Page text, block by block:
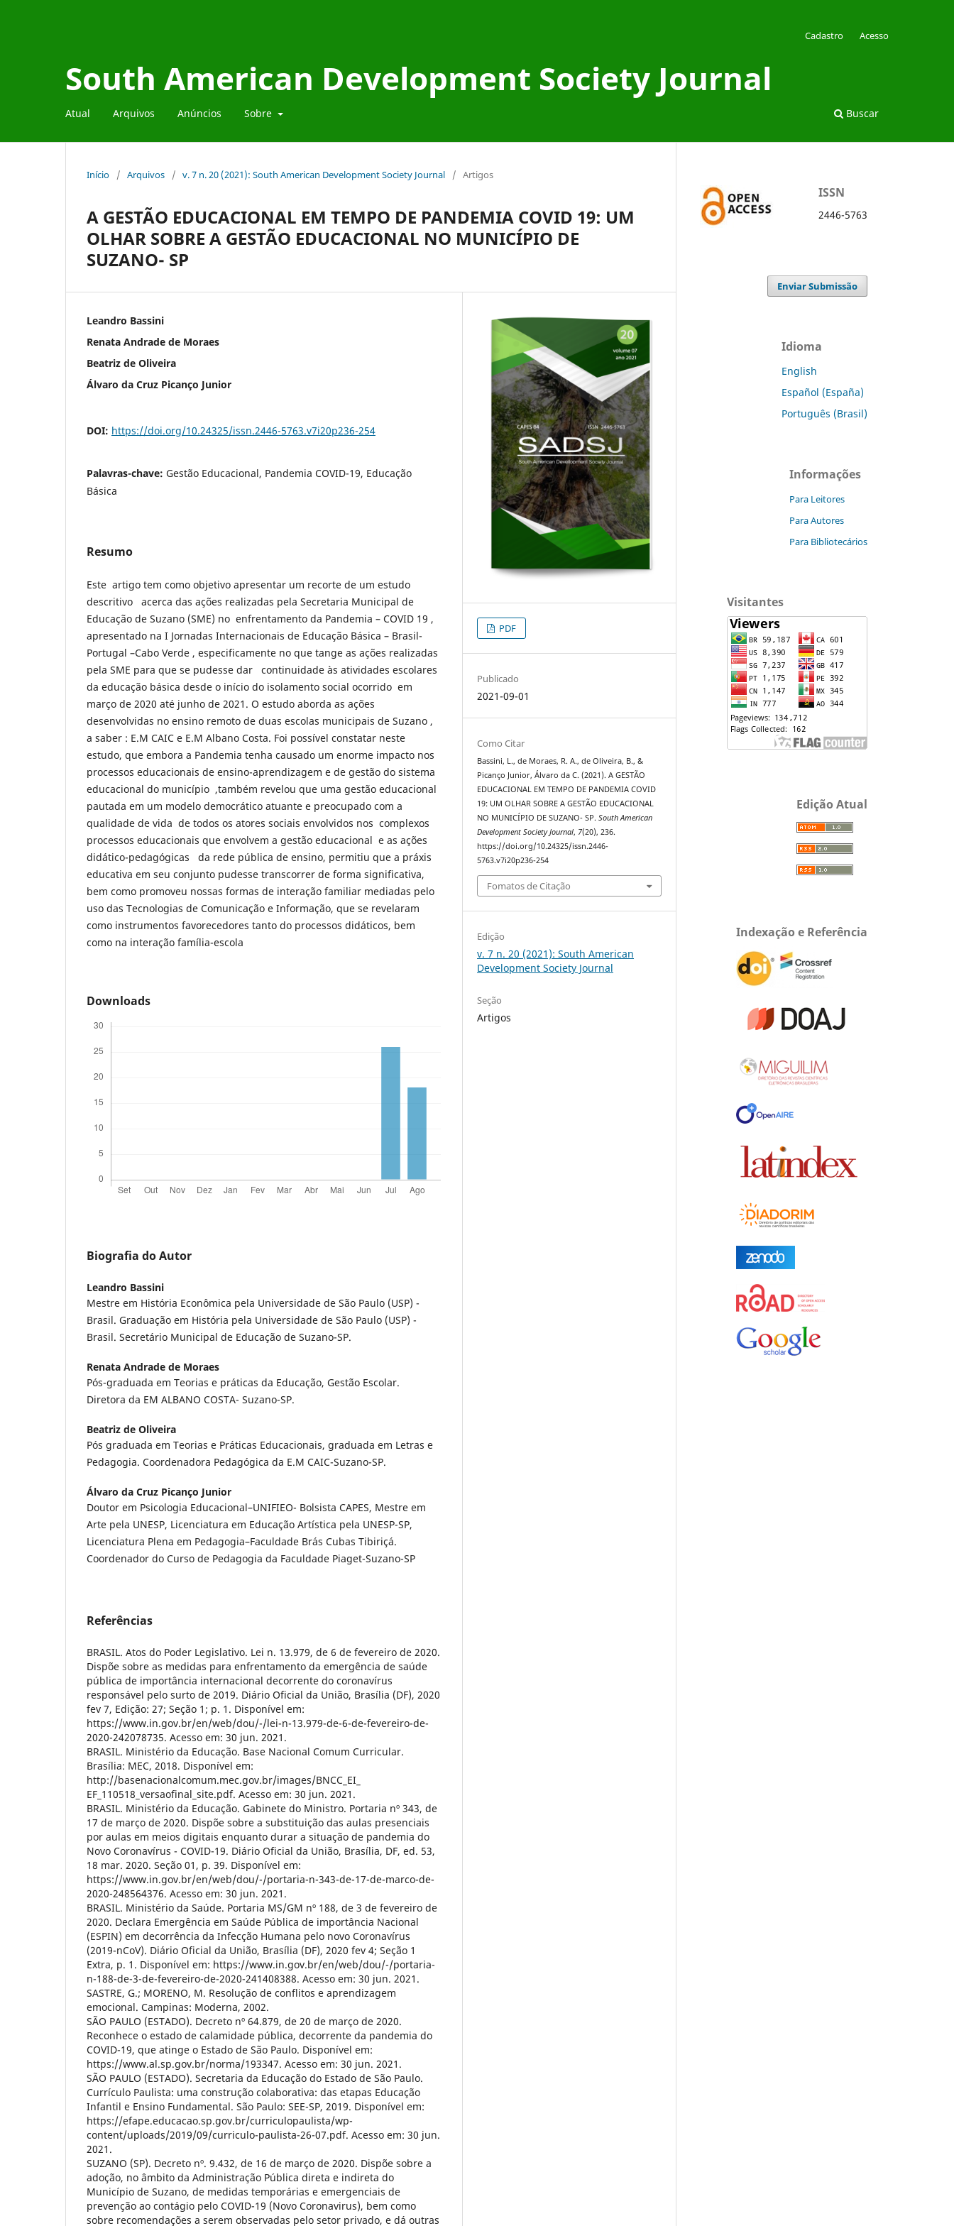
South American Development Society Journal
Atual Arquivos Anúncios Sobre Buscar
Cadastro Acesso
Início / Arquivos / v. 7 n. 20 (2021): South American Development Society Journal / Artigos
A GESTÃO EDUCACIONAL EM TEMPO DE PANDEMIA COVID 19: UM
OLHAR SOBRE A GESTÃO EDUCACIONAL NO MUNICÍPIO DE
SUZANO- SP
Leandro Bassini
Renata Andrade de Moraes
Beatriz de Oliveira
Álvaro da Cruz Picanço Junior
DOI: https://doi.org/10.24325/issn.2446-5763.v7i20p236-254
Palavras-chave: Gestão Educacional, Pandemia COVID-19, Educação
Básica
Resumo
Este artigo tem como objetivo apresentar um recorte de um estudo
descritivo acerca das ações realizadas pela Secretaria Municipal de
Educação de Suzano (SME) no enfrentamento da Pandemia – COVID 19 ,
apresentado na I Jornadas Internacionais de Educação Básica – Brasil-
Portugal –Cabo Verde , especificamente no que tange as ações realizadas
pela SME para que se pudesse dar continuidade às atividades escolares
da educação básica desde o início do isolamento social ocorrido em
março de 2020 até junho de 2021. O estudo aborda as ações
desenvolvidas no ensino remoto de duas escolas municipais de Suzano ,
a saber : E.M CAIC e E.M Albano Costa. Foi possível constatar neste
estudo, que embora a Pandemia tenha causado um enorme impacto nos
processos educacionais de ensino-aprendizagem e de gestão do sistema
educacional do município ,também revelou que uma gestão educacional
pautada em um modelo democrático atuante e preocupado com a
qualidade de vida de todos os atores sociais envolvidos nos complexos
processos educacionais que envolvem a gestão educacional e as ações
didático-pedagógicas da rede pública de ensino, permitiu que a práxis
educativa em seu conjunto pudesse transcorrer de forma significativa,
bem como promoveu nossas formas de interação familiar mediadas pelo
uso das Tecnologias de Comunicação e Informação, que se revelaram
como instrumentos favorecedores tanto do processos didáticos, bem
como na interação família-escola
Downloads
Biografia do Autor
Leandro Bassini
Mestre em História Econômica pela Universidade de São Paulo (USP) -
Brasil. Graduação em História pela Universidade de São Paulo (USP) -
Brasil. Secretário Municipal de Educação de Suzano-SP.
Renata Andrade de Moraes
Pós-graduada em Teorias e práticas da Educação, Gestão Escolar.
Diretora da EM ALBANO COSTA- Suzano-SP.
Beatriz de Oliveira
Pós graduada em Teorias e Práticas Educacionais, graduada em Letras e
Pedagogia. Coordenadora Pedagógica da E.M CAIC-Suzano-SP.
Álvaro da Cruz Picanço Junior
Doutor em Psicologia Educacional–UNIFIEO- Bolsista CAPES, Mestre em
Arte pela UNESP, Licenciatura em Educação Artística pela UNESP-SP,
Licenciatura Plena em Pedagogia–Faculdade Brás Cubas Tibiriçá.
Coordenador do Curso de Pedagogia da Faculdade Piaget-Suzano-SP
Referências
BRASIL. Atos do Poder Legislativo. Lei n. 13.979, de 6 de fevereiro de 2020.
Dispõe sobre as medidas para enfrentamento da emergência de saúde
pública de importância internacional decorrente do coronavírus
responsável pelo surto de 2019. Diário Oficial da União, Brasília (DF), 2020
fev 7, Edição: 27; Seção 1; p. 1. Disponível em:
https://www.in.gov.br/en/web/dou/-/lei-n-13.979-de-6-de-fevereiro-de-
2020-242078735. Acesso em: 30 jun. 2021.
BRASIL. Ministério da Educação. Base Nacional Comum Curricular.
Brasília: MEC, 2018. Disponível em:
http://basenacionalcomum.mec.gov.br/images/BNCC_EI_
EF_110518_versaofinal_site.pdf. Acesso em: 30 jun. 2021.
BRASIL. Ministério da Educação. Gabinete do Ministro. Portaria nº 343, de
17 de março de 2020. Dispõe sobre a substituição das aulas presenciais
por aulas em meios digitais enquanto durar a situação de pandemia do
Novo Coronavírus - COVID-19. Diário Oficial da União, Brasília, DF, ed. 53,
18 mar. 2020. Seção 01, p. 39. Disponível em:
https://www.in.gov.br/en/web/dou/-/portaria-n-343-de-17-de-marco-de-
2020-248564376. Acesso em: 30 jun. 2021.
BRASIL. Ministério da Saúde. Portaria MS/GM nº 188, de 3 de fevereiro de
2020. Declara Emergência em Saúde Pública de importância Nacional
(ESPIN) em decorrência da Infecção Humana pelo novo Coronavírus
(2019-nCoV). Diário Oficial da União, Brasília (DF), 2020 fev 4; Seção 1
Extra, p. 1. Disponível em: https://www.in.gov.br/en/web/dou/-/portaria-
n-188-de-3-de-fevereiro-de-2020-241408388. Acesso em: 30 jun. 2021.
SASTRE, G.; MORENO, M. Resolução de conflitos e aprendizagem
emocional. Campinas: Moderna, 2002.
SÃO PAULO (ESTADO). Decreto nº 64.879, de 20 de março de 2020.
Reconhece o estado de calamidade pública, decorrente da pandemia do
COVID-19, que atinge o Estado de São Paulo. Disponível em:
https://www.al.sp.gov.br/norma/193347. Acesso em: 30 jun. 2021.
SÃO PAULO (ESTADO). Secretaria da Educação do Estado de São Paulo.
Currículo Paulista: uma construção colaborativa: das etapas Educação
Infantil e Ensino Fundamental. São Paulo: SEE-SP, 2019. Disponível em:
https://efape.educacao.sp.gov.br/curriculopaulista/wp-
content/uploads/2019/09/curriculo-paulista-26-07.pdf. Acesso em: 30 jun.
2021.
SUZANO (SP). Decreto nº. 9.432, de 16 de março de 2020. Dispõe sobre a
adoção, no âmbito da Administração Pública direta e indireta do
Município de Suzano, de medidas temporárias e emergenciais de
prevenção ao contágio pelo COVID-19 (Novo Coronavirus), bem como
sobre recomendações a serem observadas pelo setor privado, e dá outras
PDF
Publicado
2021-09-01
Como Citar
Bassini, L., de Moraes, R. A., de Oliveira, B., &
Picanço Junior, Álvaro da C. (2021). A GESTÃO
EDUCACIONAL EM TEMPO DE PANDEMIA COVID
19: UM OLHAR SOBRE A GESTÃO EDUCACIONAL
NO MUNICÍPIO DE SUZANO- SP.South American
Development Society Journal, 7(20), 236.
https://doi.org/10.24325/issn.2446-
5763.v7i20p236-254
Fomatos de Citação
Edição
v. 7 n. 20 (2021): South American
Development Society Journal
Seção
Artigos
ISSN
2446-5763
Enviar Submissão
Idioma
English
Español (España)
Português (Brasil)
Informações
Para Leitores
Para Autores
Para Bibliotecários
Visitantes
Edição Atual
Indexação e Referência